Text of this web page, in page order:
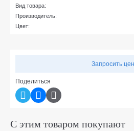
Вид товара:
Производитель:
Цвет:
Запросить
Поделиться
С этим товаром покупают